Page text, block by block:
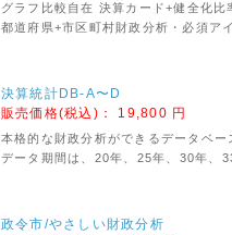
グラフ比較自在 決算カード+健全化比
都道府県+市区町村財政分析・必須ア
決算統計DB-A〜D
販売価格(税込)： 19,800 円
本格的な財政分析ができるデータベー
データ期間は、20年、25年、30年、
政令市/やさしい財政分析